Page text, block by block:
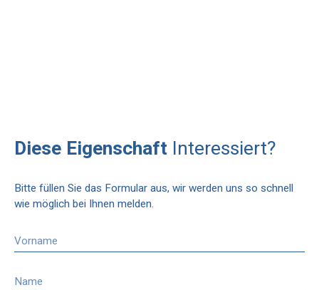
Diese Eigenschaft Interessiert?
Bitte füllen Sie das Formular aus, wir werden uns so schnell
wie möglich bei Ihnen melden.
Vorname
Name